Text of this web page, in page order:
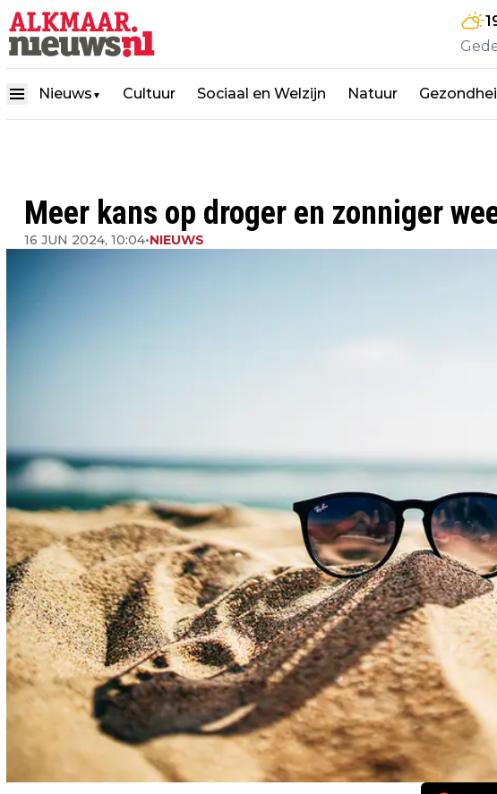
Nieuws ▼ Cultuur Sociaal en Welzijn Natuur
Meer kans op droger en zonniger
16 JUN 2024, 10:04•NIEUWS